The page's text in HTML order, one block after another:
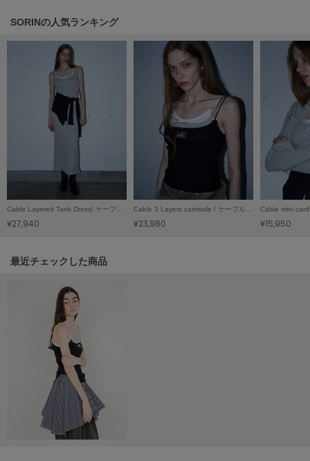
LeSportsac
LILY BROWN
リリーブラウン
LILY BROWN Lingerie
リリーブラウンランジェリー
LITTLE UNION TOKYO
リトルユニオン トウキョウ
made of Organics
メイドオブオーガニクス
ミーエスミーム
ミラオーウェン
モワージュ
SORINの人気ランキング
Cable Layered Tank Dress/ ケーブルレイヤード タンクドレス
¥27,940
Cable 3 Layers camisole / ケーブル3レイヤーキャミソール
¥23,980 ¥15,950
関連記事
最近チェックした商品